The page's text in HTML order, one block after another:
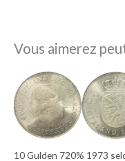
Vous aimerez
10 Gulden 720% 1973